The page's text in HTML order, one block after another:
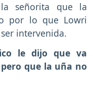
señorita que la
por lo que Lowri
intervenida.
le dijo que va
que la uña no